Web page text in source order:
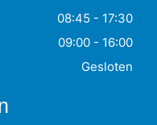
08:45 - 17:30
09:00 - 16:00
Gesloten